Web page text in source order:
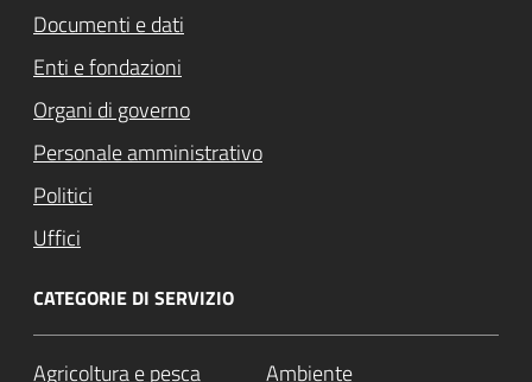
Documenti e dati
Enti e fondazioni
Organi di governo
Personale amministrativo
Politici
Uffici
CATEGORIE DI SERVIZIO
Agricoltura e pesca Ambiente